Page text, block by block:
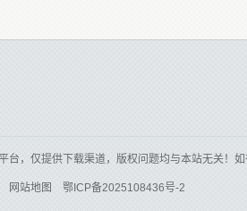
，仅提供下载渠道，版权问题均与本站无关！
网站地图 鄂ICP备2025108436号-2